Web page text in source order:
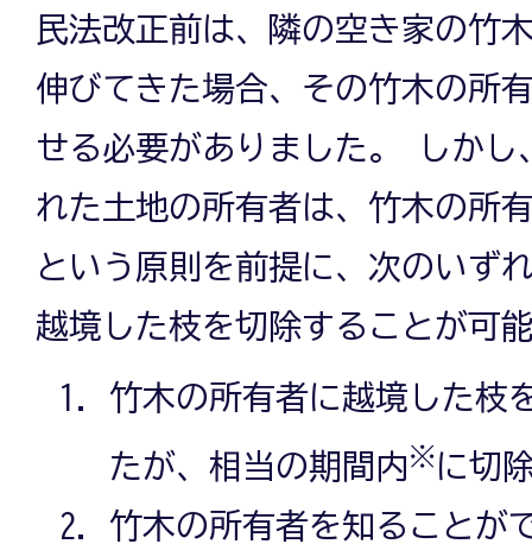
民法改正前は、隣の空き家の竹
伸びてきた場合、その竹木の所
せる必要がありました。 しかし
れた土地の所有者は、竹木の所
という原則を前提に、次のいず
越境した枝を切除することが可
竹木の所有者に越境した枝
たが、相当の期間内※に切
竹木の所有者を知ることが